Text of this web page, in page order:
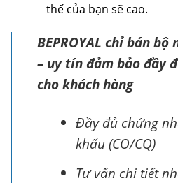
thế của bạn sẽ cao.
BEPROYAL chỉ bán
– uy tín đảm bảo đầy
cho khách hàng
Đầy đủ chứng
khẩu (CO/CQ)
Tư vấn chi tiết